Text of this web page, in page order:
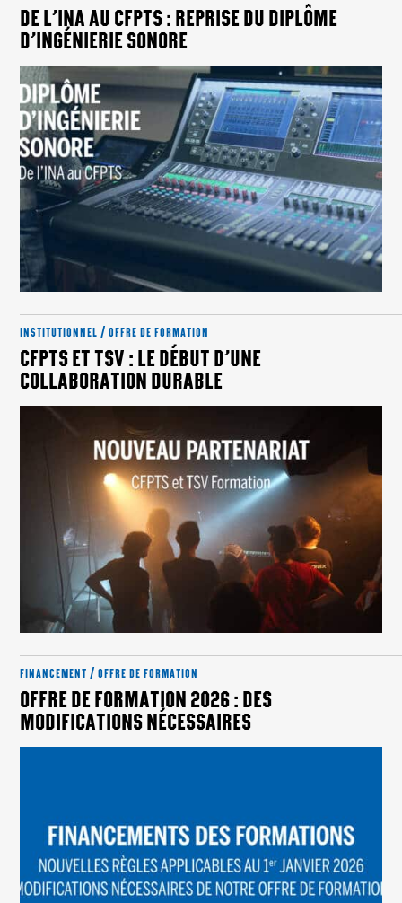
DE L’INA AU CFPTS : REPRISE DU DIPLÔME
D’INGÉNIERIE SONORE
INSTITUTIONNEL / OFFRE DE FORMATION
CFPTS ET TSV : LE DÉBUT D’UNE
COLLABORATION DURABLE
FINANCEMENT / OFFRE DE FORMATION
OFFRE DE FORMATION 2026 : DES
MODIFICATIONS NÉCESSAIRES